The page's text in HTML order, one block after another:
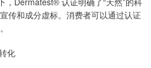
传和成分虚标。消费者可以通过认证
化